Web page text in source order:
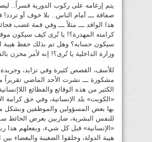
يتم إرغامه على ركوب الدورية قسراً..
صفاقة ـــ أمام الناس.. بلا خوف أو تردد!
هذا الوافد ـــ مثلاً ـــ وفي قمة غضب
كرامته المهدرة؟! يا تُرى كيف سيكون
سيكون حسابه؟ وهل تم بذلك حفظ هيبة
وزارة الداخلية يا تُرى؟! إنه لأمر محزن
للأسف، القصص كثيرة وفي تزايد، وجريدة
مشكورة ـــ نشرت الأحد الماضي تقريراً
الكثير من هذه الوقائع والفظائع
«الكويت» بلد الإنسانية، وفي حق كرامة
بها بعض المسؤولين والموظفين وبشكل
للنفس البشرية، ضاربين بعرض الحائط
«الإنسانية» قبل كل شيء، وبفعلهم هذا
هيبة الدولة، وخلقوا الضغينة والبغضاء